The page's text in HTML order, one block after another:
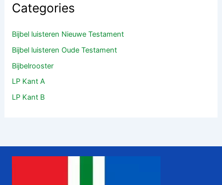
Categories
Bijbel luisteren Nieuwe Testament
Bijbel luisteren Oude Testament
Bijbelrooster
LP Kant A
LP Kant B